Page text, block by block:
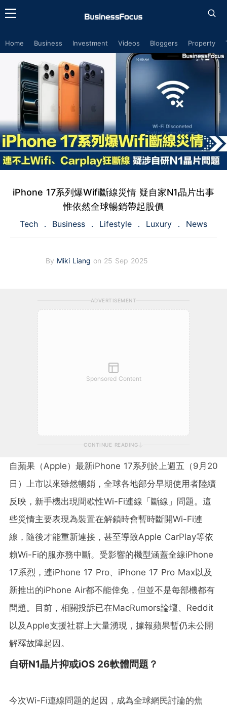
Home Business Investment Videos Bloggers Property
iPhone 17系列爆Wifi斷線災情 疑自家N1晶片出事
惟依然全球暢銷帶起股價
Tech Business Lifestyle Luxury News
By Miki Liang on 25 Sep 2025
ADVERTISEMENT
Sponsored Content
CONTINUE READING
自蘋果（Apple）最新iPhone 17系列於上週五（9月20
日）上市以來雖然暢銷，全球各地部分早期使用者陸續
反映，新手機出現間歇性Wi-Fi連線「斷線」問題。這
些災情主要表現為裝置在解鎖時會暫時斷開Wi-Fi連
線，隨後才能重新連接，甚至導致Apple CarPlay等依
賴Wi-Fi的服亦務中斷。受影響的機型涵蓋全線iPhone
17系烈，連iPhone 17 Pro、iPhone 17 Pro Max以及
新推出的iPhone Air都不能倖免，但並不是每部機都有
問題。目前，相關投訴已在MacRumors論壇、Reddit
以及Apple支援社群上大量湧現，據報蘋果暫仍未公開
解釋故障起因。
自研N1晶片抑或iOS 26軟體問題？
今次Wi-Fi連線問題的起因，成為全球網民討論的焦